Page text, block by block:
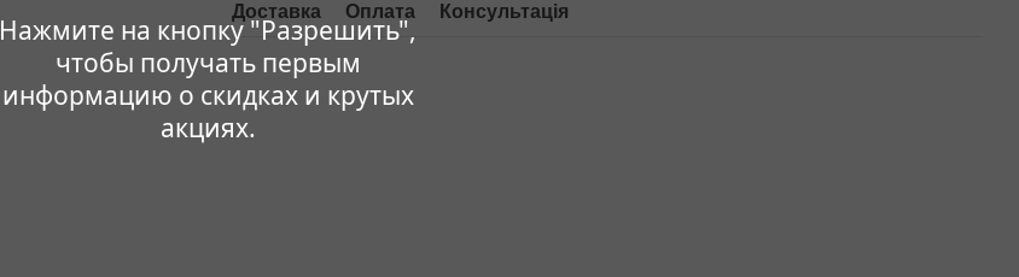
Нажмите на кнопку "Разрешить",
чтобы получать первым
информацию о скидках и крутых
акциях.
Доставка Оплата Консультація